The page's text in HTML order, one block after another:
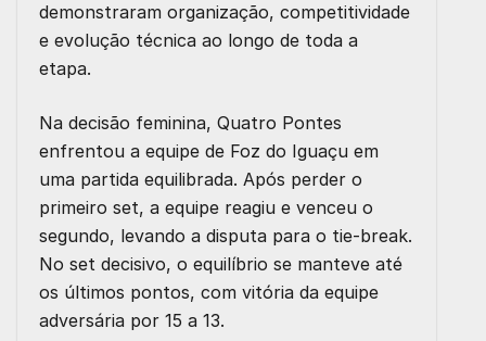
demonstraram organização, competitividade
e evolução técnica ao longo de toda a
etapa.
Na decisão feminina, Quatro Pontes
enfrentou a equipe de Foz do Iguaçu em
uma partida equilibrada. Após perder o
primeiro set, a equipe reagiu e venceu o
segundo, levando a disputa para o tie-break.
No set decisivo, o equilíbrio se manteve até
os últimos pontos, com vitória da equipe
adversária por 15 a 13.